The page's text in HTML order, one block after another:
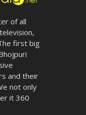
of all
first big
and their
not only
it 360